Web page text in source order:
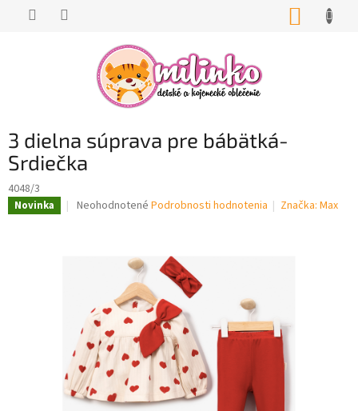
3 dielna súprava pre bábätká-
Srdiečka
4048/3
Novinka
Priemerné
hviezdičiek.
Neohodnotené Podrobnosti hodnotenia Značka:Max